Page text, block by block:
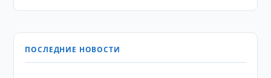
ПОСЛЕДНИЕ НОВОСТИ